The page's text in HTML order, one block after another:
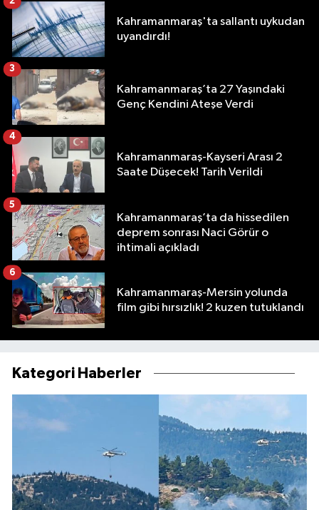
Kahramanmaraş'ta sallantı uykudan
uyandırdı!
Kahramanmaraş’ta 27 Yaşındaki
Genç Kendini Ateşe Verdi
3
Kahramanmaraş-Kayseri Arası 2
Saate Düşecek! Tarih Verildi
4
Kahramanmaraş’ta da hissedilen
deprem sonrası Naci Görür o
ihtimali açıkladı
5
Kahramanmaraş-Mersin yolunda
film gibi hırsızlık! 2 kuzen tutuklandı
6
Kategori Haberler